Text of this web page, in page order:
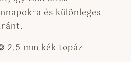
és különleges
2.5 mm kék topáz